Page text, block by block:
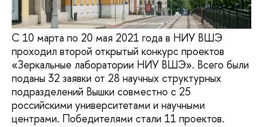
С 10 марта по 20 мая 2021 года в НИУ ВШЭ
проходил второй открытый конкурс проектов
«Зеркальные лаборатории НИУ ВШЭ». Всего были
поданы 32 заявки от 28 научных структурных
подразделений Вышки совместно с 25
российскими университетами и научными
центрами. Победителями стали 11 проектов.